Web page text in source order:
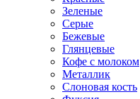
Зеленые
Серые
Бежевые
Глянцевые
Кофе с молоком
Металлик
Слоновая кость